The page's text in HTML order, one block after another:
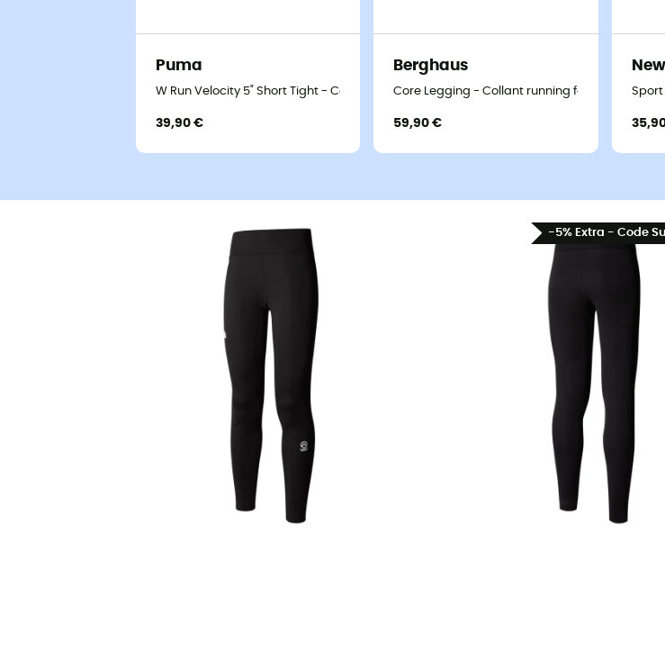
Puma
W Run Velocity 5" Short Tight - Collant running femme
39,90 €
Berghaus
Core Legging - Collant running femme
59,90 €
Sport
-5% Extra - Code